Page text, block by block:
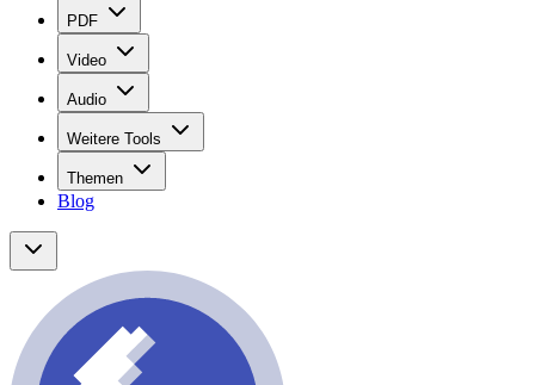
PDF
Video
Audio
Weitere Tools
Themen
Blog